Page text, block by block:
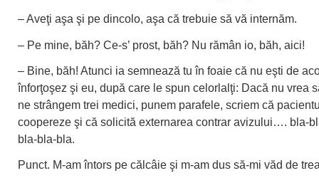
– Aveţi aşa şi pe dincolo, aşa că trebuie să vă internăm.
– Pe mine, băh? Ce-s’ prost, băh? Nu rămân io, băh, aici!
– Bine, băh! Atunci ia semnează tu în foaie că nu eşti de
înforţoşez şi eu, după care le spun celorlalţi: Dacă nu vrea
ne strângem trei medici, punem parafele, scriem că
coopereze şi că solicită externarea contrar avizului…. bla-
bla-bla-bla.
Punct. M-am întors pe călcâie şi m-am dus să-mi văd de